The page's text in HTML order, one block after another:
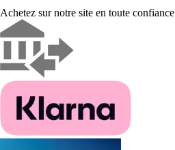
Achetez sur notre site en toute confiance